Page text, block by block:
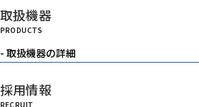
重機
ベルトコンベアー
取扱機器
PRODUCTS
- 取扱機器の詳細
採用情報
RECRUIT